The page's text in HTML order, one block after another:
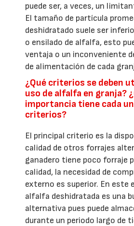
puede ser, a veces, un
El tamaño de partícula
deshidratado suele ser
o ensilado de alfalfa, esto
ventaja o un inconveniente
de alimentación de cada
¿Qué criterios se deben
uso de alfalfa en granja?
importancia tiene cada
criterios?
El principal criterio es la
calidad de otros forrajes
ganadero tiene poco forraje
calidad, la necesidad de
externo es superior. En este
alfalfa deshidratada es una
alternativa pues puede
durante un periodo largo de